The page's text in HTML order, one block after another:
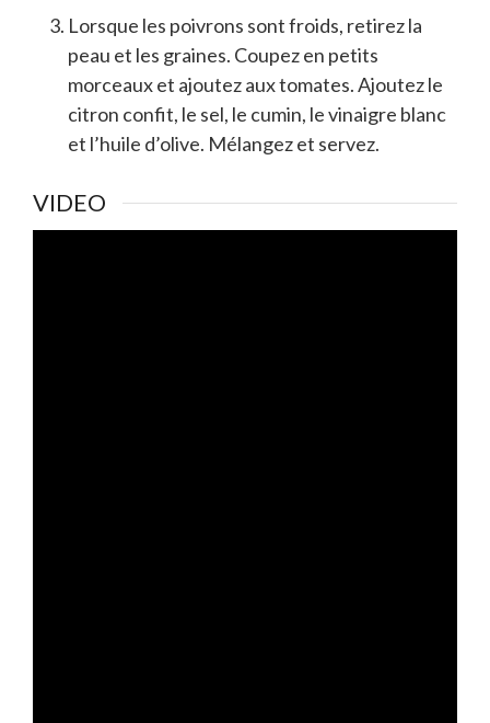
Lorsque les poivrons sont froids, retirez la
peau et les graines. Coupez en petits
morceaux et ajoutez aux tomates. Ajoutez le
citron confit, le sel, le cumin, le vinaigre blanc
et l’huile d’olive. Mélangez et servez.
VIDEO